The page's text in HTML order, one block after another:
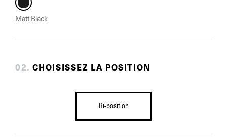
Matt Black
02. CHOISISSEZ LA POSITION
Bi-position